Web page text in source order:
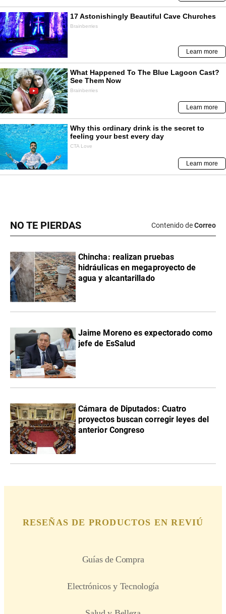
NO TE PIERDAS Contenido deCorreo
Chincha: realizan pruebas
hidráulicas en megaproyecto de
agua y alcantarillado
Jaime Moreno es expectorado como
jefe de EsSalud
Cámara de Diputados: Cuatro
proyectos buscan corregir leyes del
anterior Congreso